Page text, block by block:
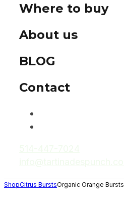
Where to buy
About us
BLOG
Contact
ShopCitrus BurstsOrganic Orange Bursts